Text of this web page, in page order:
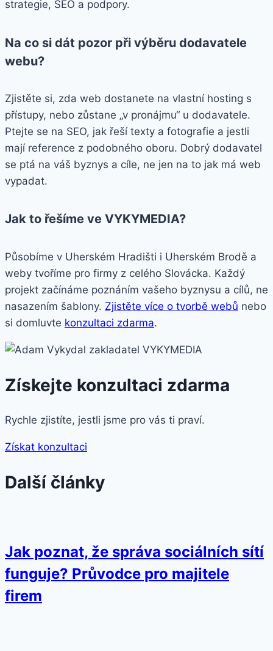
strategie, SEO a podpory.
Na co si dát pozor při výběru dodavatele
webu?
Zjistěte si, zda web dostanete na vlastní hosting s
přístupy, nebo zůstane „v pronájmu“ u dodavatele.
Ptejte se na SEO, jak řeší texty a fotografie a jestli
mají reference z podobného oboru. Dobrý dodavatel
se ptá na váš byznys a cíle, ne jen na to jak má web
vypadat.
Jak to řešíme ve VYKYMEDIA?
Působíme v Uherském Hradišti i Uherském Brodě a
weby tvoříme pro firmy z celého Slovácka. Každý
projekt začínáme poznáním vašeho byznysu a cílů, ne
nasazením šablony. Zjistěte více o tvorbě webů nebo
si domluvte konzultaci zdarma.
Získejte konzultaci zdarma
Rychle zjistíte, jestli jsme pro vás ti praví.
Získat konzultaci
Další články
Jak poznat, že správa sociálních sítí
funguje? Průvodce pro majitele
firem